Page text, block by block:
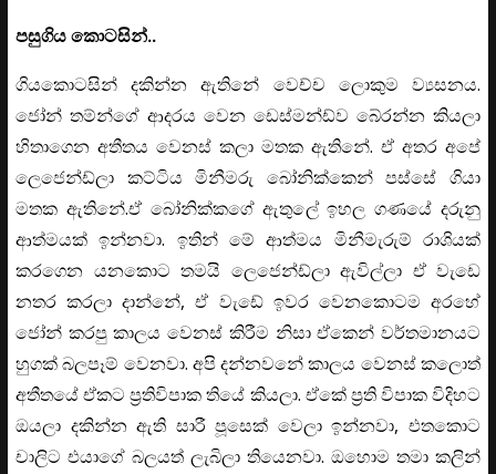
පසුගිය කොටසින්..
ගියකොටසින් දකින්න ඇතිනේ වෙච්ච ලොකුම ව්‍යසනය.
ජෝන් තම්න්ගේ ආදරය වෙන ඩෙස්මන්ඩ්ව බේරන්න කියලා
හිතාගෙන අතීතය වෙනස් කලා මතක ඇතිනේ. ඒ අතර අපේ
ලෙජෙන්ඩ්ලා කට්ටිය මිනීමරු බෝනික්කෙන් පස්සේ ගියා
මතක ඇතිනේ.ඒ බෝනික්කගේ ඇතුලේ ඉහල ගණයේ දරුනු
ආත්මයක් ඉන්නවා. ඉතින් මේ ආත්මය මිනීමැරුම් රාශියක්
කරගෙන යනකොට තමයි ලෙජෙන්ඩ්ලා ඇවිල්ලා ඒ වැඩෙ
නතර කරලා දාන්නේ, ඒ වැඩේ ඉවර වෙනකොටම අරහේ
ජෝන් කරපු කාලය වෙනස් කිරීම නිසා ඒකෙන් වර්තමානයට
හුගක් බලපෑම් වෙනවා. අපි දන්නවනේ කාලය වෙනස් කලොත්
අතීතයේ ඒකට ප්‍රතිවිපාක තියේ කියලා. ඒකේ ප්‍රති විපාක විදිහට
ඔයලා දකින්න ඇති සාරී පූසෙක් වෙලා ඉන්නවා, එතකොට
චාලිට එයාගේ බලයත් ලැබිලා තියෙනවා. ඔහොම තමා කලින්